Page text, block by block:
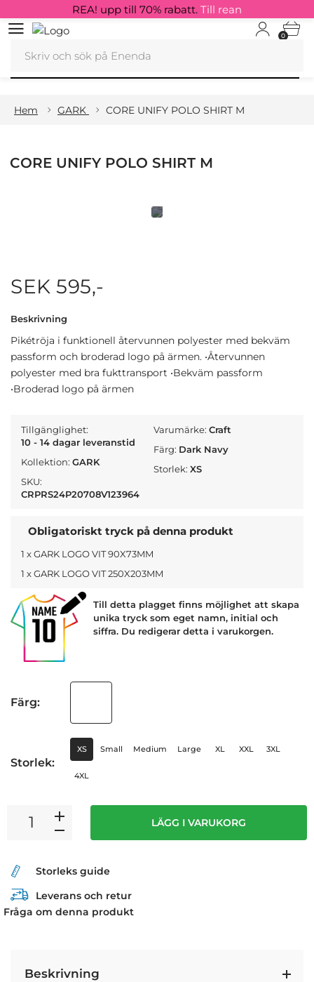
0
REA! upp till 70% rabatt. Till rean
Hem GARK CORE UNIFY POLO SHIRT M
CORE UNIFY POLO SHIRT M
SEK 595,-
Beskrivning
Pikétröja i funktionell återvunnen polyester med bekväm
passform och broderad logo på ärmen. •Återvunnen
polyester med bra fukttransport •Bekväm passform
•Broderad logo på ärmen
Tillgänglighet:
10 - 14 dagar leveranstid
Kollektion: GARK
SKU:
CRPRS24P20708V123964
Varumärke:Craft
Färg: Dark Navy
Storlek:XS
Obligatoriskt tryck på denna produkt
1 x GARK LOGO VIT 90X73MM
1 x GARK LOGO VIT 250X203MM
Till detta plagget finns möjlighet att skapa
unika tryck som eget namn, initial och
siffra. Du redigerar detta i varukorgen.
Färg:
Storlek:
XS Small Medium Large XL XXL 3XL
4XL
LÄGG I VARUKORG
Storleks guide
Leverans och retur
Fråga om denna produkt
Beskrivning